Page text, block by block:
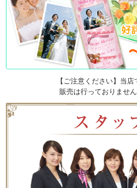
【ご注意ください】当
販売は行っておりませ